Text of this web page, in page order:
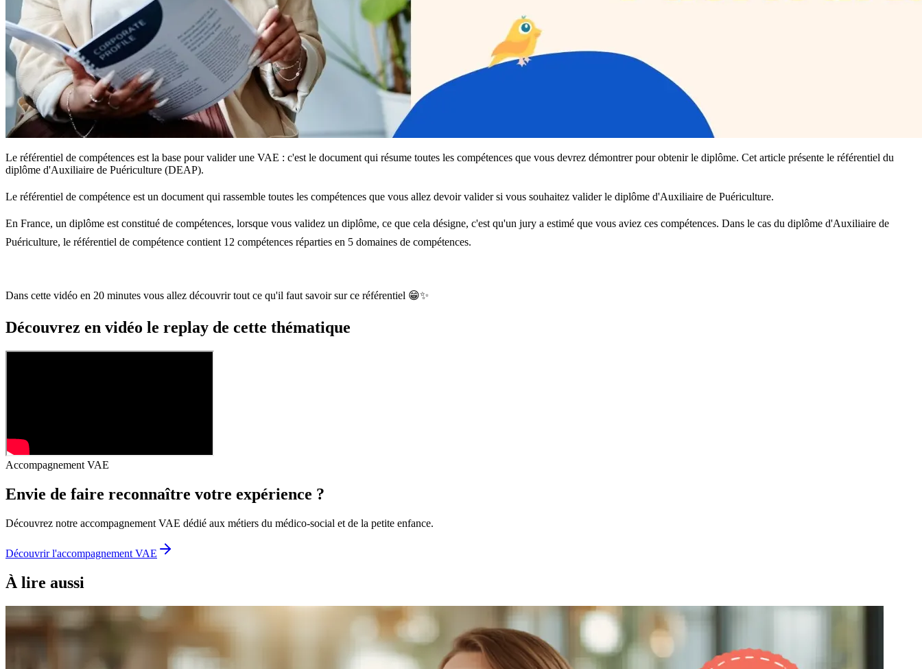
Le référentiel de compétences est la base pour valider une VAE : c'est le document qui résume toutes les compétences que vous devrez démontrer pour obtenir le diplôme. Cet article présente le référentiel du
diplôme d'Auxiliaire de Puériculture (DEAP).
Le référentiel de compétence est un document qui rassemble toutes les compétences que vous allez devoir valider si vous souhaitez valider le diplôme d'Auxiliaire de Puériculture.
En France, un diplôme est constitué de compétences, lorsque vous validez un diplôme, ce que cela désigne, c'est qu'un jury a estimé que vous aviez ces compétences. Dans le cas du diplôme d'Auxiliaire de
Puériculture, le référentiel de compétence contient 12 compétences réparties en 5 domaines de compétences.
Dans cette vidéo en 20 minutes vous allez découvrir tout ce qu'il faut savoir sur ce référentiel 😁✨
Découvrez en vidéo le replay de cette thématique
Accompagnement VAE
Envie de faire reconnaître votre expérience ?
Découvrez notre accompagnement VAE dédié aux métiers du médico-social et de la petite enfance.
Découvrir l'accompagnement VAE
À lire aussi